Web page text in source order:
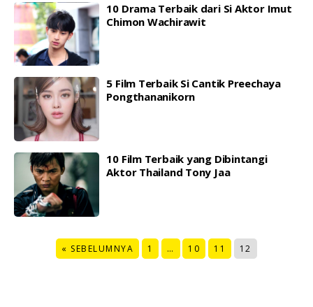
10 Drama Terbaik dari Si Aktor Imut
Chimon Wachirawit
5 Film Terbaik Si Cantik Preechaya
Pongthananikorn
10 Film Terbaik yang Dibintangi
Aktor Thailand Tony Jaa
« SEBELUMNYA 1 … 10 11 12